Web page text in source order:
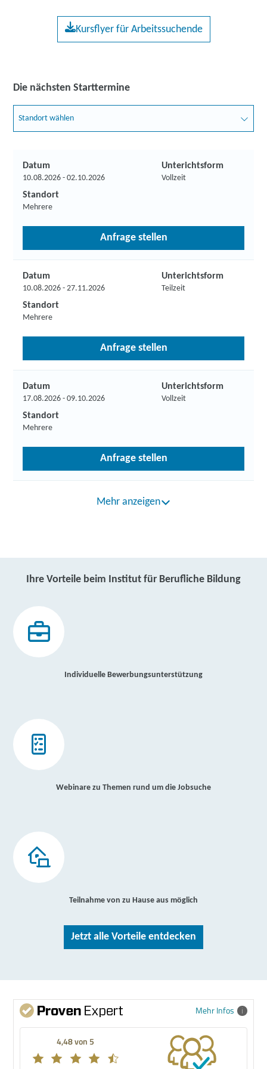
Kursflyer für Arbeitssuchende
Die nächsten Starttermine
Standort wählen
Datum
10.08.2026 - 02.10.2026
Unterichtsform
Vollzeit
Standort
Mehrere
Anfrage stellen
Datum
10.08.2026 - 27.11.2026
Unterichtsform
Teilzeit
Standort
Mehrere
Anfrage stellen
Datum
17.08.2026 - 09.10.2026
Unterichtsform
Vollzeit
Standort
Mehrere
Anfrage stellen
Mehr anzeigen
Ihre Vorteile beim Institut für Berufliche Bildung
Individuelle Bewerbungsunterstützung
Webinare zu Themen rund um die Jobsuche
Teilnahme von zu Hause aus möglich
Jetzt alle Vorteile entdecken
Mehr Infos
4,48 von 5